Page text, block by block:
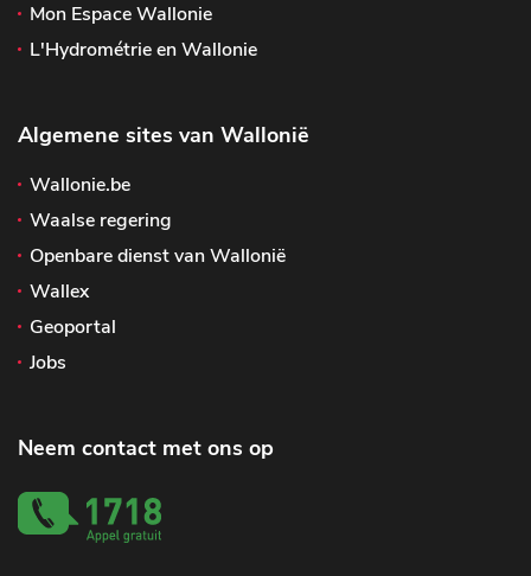
Mon Espace Wallonie
L'Hydrométrie en Wallonie
Algemene sites van Wallonië
Wallonie.be
Waalse regering
Openbare dienst van Wallonië
Wallex
Geoportal
Jobs
Neem contact met ons op